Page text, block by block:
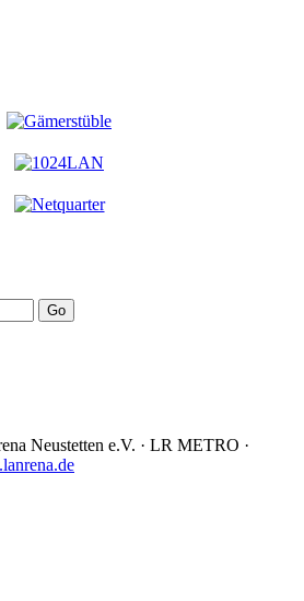
Neustetten e.V. · LR METRO ·